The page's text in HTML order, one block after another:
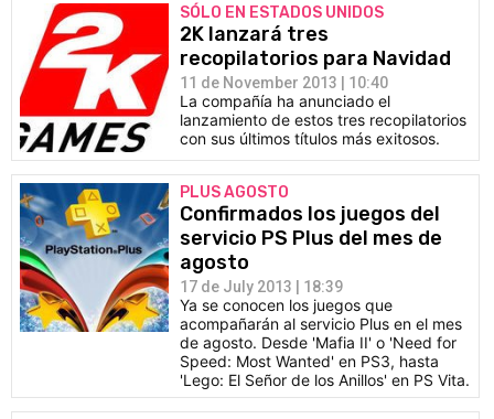
SÓLO EN ESTADOS UNIDOS
2K lanzará tres
recopilatorios para Navidad
11 de November 2013 | 10:40
La compañía ha anunciado el
lanzamiento de estos tres recopilatorios
con sus últimos títulos más exitosos.
PLUS AGOSTO
Confirmados los juegos del
servicio PS Plus del mes de
agosto
17 de July 2013 | 18:39
Ya se conocen los juegos que
acompañarán al servicio Plus en el mes
de agosto. Desde 'Mafia II' o 'Need for
Speed: Most Wanted' en PS3, hasta
'Lego: El Señor de los Anillos' en PS Vita.